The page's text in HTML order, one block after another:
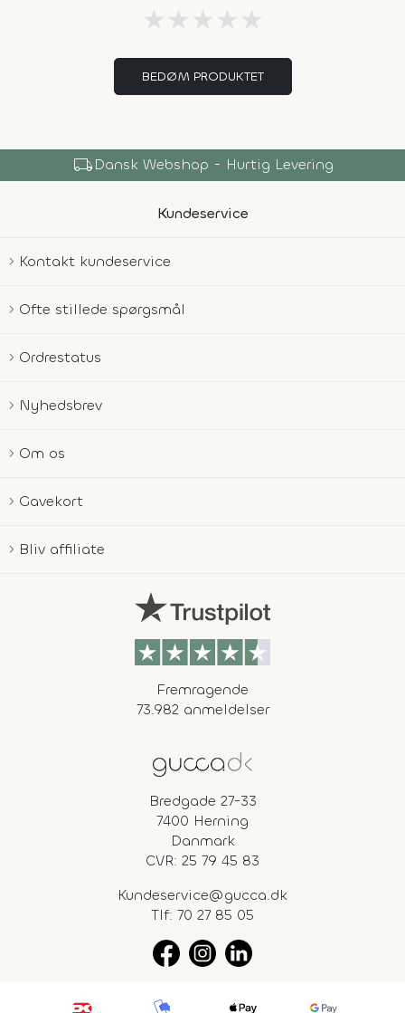
★ ★ ★ ★ ★
BEDØM PRODUKTET
local_shippingDansk Webshop - Hurtig Levering
Kundeservice
Kontakt kundeservice
Ofte stillede spørgsmål
Ordrestatus
Nyhedsbrev
Om os
Gavekort
Bliv affiliate
Fremragende
73.982 anmeldelser
Bredgade 27-33
7400 Herning
Danmark
CVR: 25 79 45 83
Kundeservice@gucca.dk
Tlf: 70 27 85 05